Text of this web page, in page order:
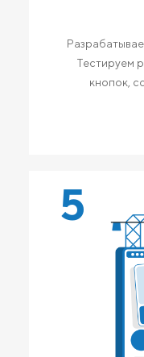
Тестируем
кнопок,
5